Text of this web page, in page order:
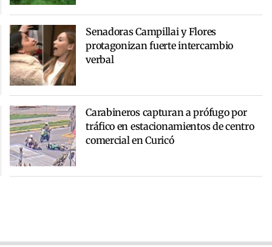
Senadoras Campillai y Flores
protagonizan fuerte intercambio
verbal
Carabineros capturan a prófugo por
tráfico en estacionamientos de centro
comercial en Curicó